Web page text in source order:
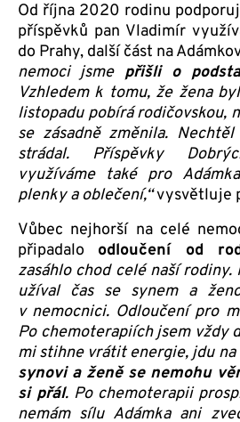
Od října 2020 rodinu
příspěvků pan Vladimír
do Prahy, další část na
nemoci jsme přišli o
Vzhledem k tomu, že žena
listopadu pobírá rodičovskou,
se zásadně změnila.
strádal. Příspěvky
využíváme také pro
plenky a oblečení,“vysvětluje
Vůbec nejhorší na celé
připadalo odloučení od
zasáhlo chod celé naší
užíval čas se synem a
v nemocnici. Odloučení pro
Po chemoterapiích jsem vždy
mi stihne vrátit energie, jdu na
synovi a ženě se nemohu
si přál. Po chemoterapii
nemám sílu Adámka ani